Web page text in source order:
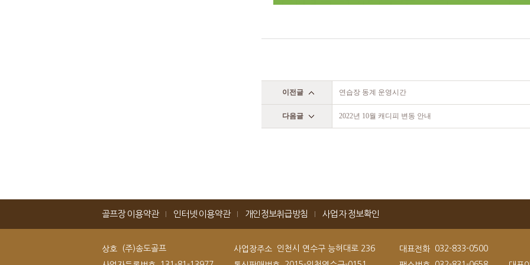
이전글 연습장 동계 운영시간
다음글 2022년 10월 캐디피 변동 안내
골프장 이용약관 인터넷 이용약관 개인정보취급방침 사업자 정보확인
상호 (주)송도골프 사업장주소 인천시 연수구 능허대로 236 대표전화
032-833-0500